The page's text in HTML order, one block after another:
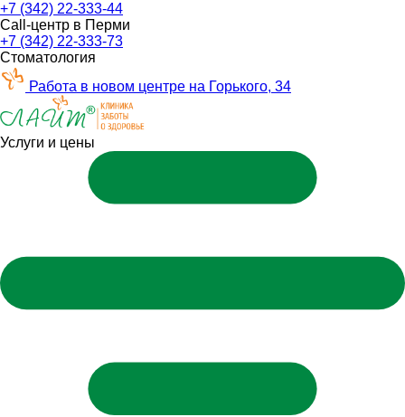
+7 (342) 22-333-44
Call-центр в Перми
+7 (342) 22-333-73
Стоматология
Работа в новом центре на Горького, 34
Услуги и цены